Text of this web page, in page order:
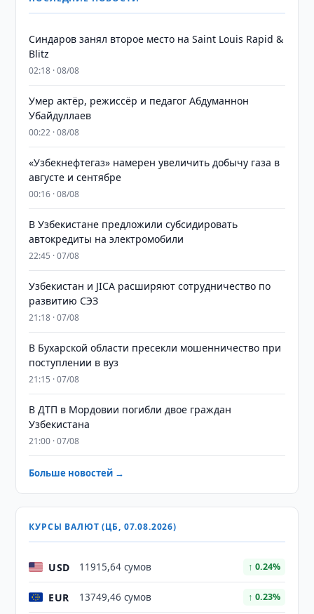
Синдаров занял второе место на Saint Louis Rapid &
Blitz
02:18 · 08/08
Умер актёр, режиссёр и педагог Абдуманнон
Убайдуллаев
00:22 · 08/08
«Узбекнефтегаз» намерен увеличить добычу газа в
августе и сентябре
00:16 · 08/08
В Узбекистане предложили субсидировать
автокредиты на электромобили
22:45 · 07/08
Узбекистан и JICA расширяют сотрудничество по
развитию СЭЗ
21:18 · 07/08
В Бухарской области пресекли мошенничество при
поступлении в вуз
21:15 · 07/08
В ДТП в Мордовии погибли двое граждан
Узбекистана
21:00 · 07/08
Больше новостей →
КУРСЫ ВАЛЮТ (ЦБ, 07.08.2026)
USD 11915,64 сумов ↑ 0.24%
EUR 13749,46 сумов ↑ 0.23%